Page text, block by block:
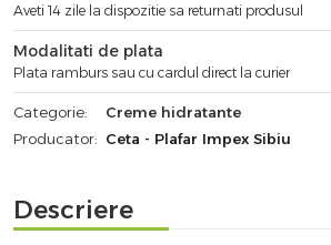
Aveti 14 zile la dispozitie sa returnati produsul
Modalitati de plata
Plata ramburs sau cu cardul direct la curier
Categorie:
Creme hidratante
Producator: Ceta - Plafar Impex Sibiu
Descriere